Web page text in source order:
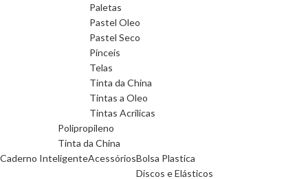
Paletas
Pastel Oleo
Pastel Seco
Pinceis
Telas
Tinta da China
Tintas a Oleo
Tintas Acrilicas
Polipropileno
Tinta da China
Caderno InteligenteAcessóriosBolsa Plastica
Discos e Elásticos